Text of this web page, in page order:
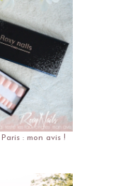
: mon avis !